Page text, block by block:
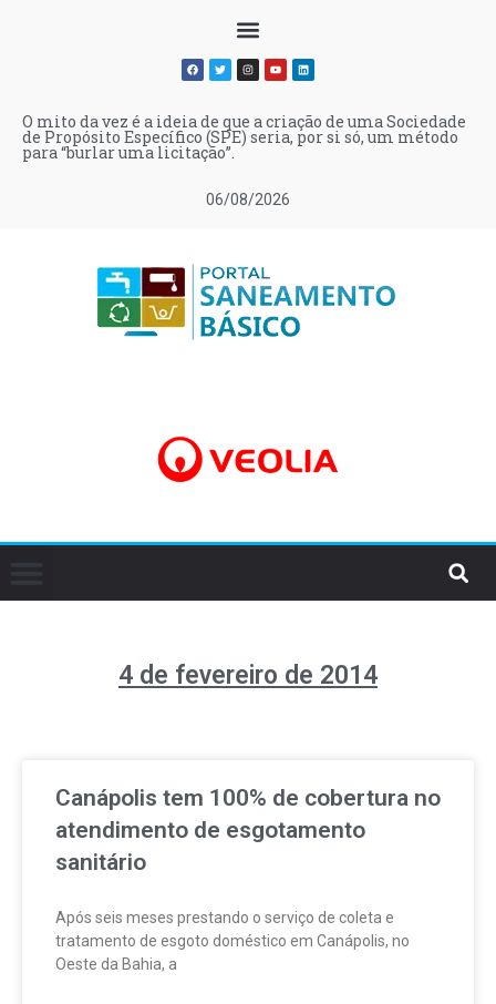
06/08/2026
O mito da vez é a ideia de que a criação de uma Sociedade
de Propósito Específico (SPE) seria, por si só, um método
para “burlar uma licitação”.
4 de fevereiro de 2014
Canápolis tem 100% de cobertura no
atendimento de esgotamento
sanitário
Após seis meses prestando o serviço de coleta e
tratamento de esgoto doméstico em Canápolis, no
Oeste da Bahia, a